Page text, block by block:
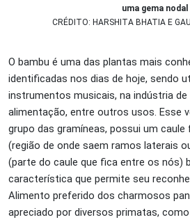
uma gema nodal
CRÉDITO: HARSHITA BHATIA E
O bambu é uma das plantas mais
identificadas nos dias de hoje, sendo
instrumentos musicais, na indústria
alimentação, entre outros usos. Esse
grupo das gramíneas, possui um
(região de onde saem ramos laterais
(parte do caule que fica entre os nós)
característica que permite seu
Alimento preferido dos charmosos
apreciado por diversos primatas,